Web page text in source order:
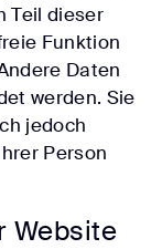
Teil dieser
Funktion
Daten
werden. Sie
jedoch
Person
Website